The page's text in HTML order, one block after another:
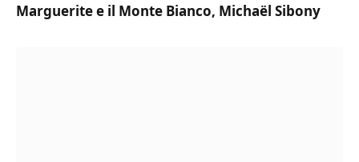
Marguerite e il Monte Bianco, Michaël Sibony